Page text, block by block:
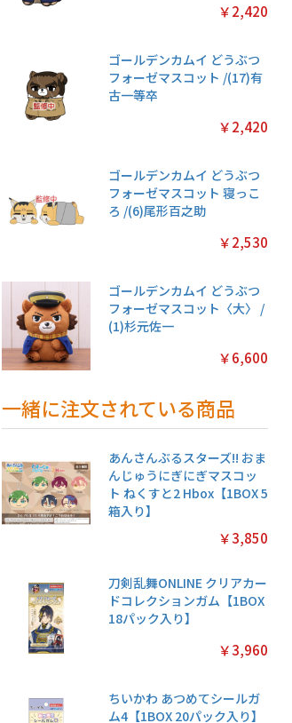
ン2 ガムつき
【1BOX 20パック
トコレクションガ
ム2【1BOX 14パッ
ク入り】
伝5 ガム
【1BOX
入り】
￥2,420
ゴールデンカムイ どうぶつ
フォーゼマスコット /(17)有
古一等卒
￥2,420
ゴールデンカムイ どうぶつ
フォーゼマスコット 寝っこ
ろ /(6)尾形百之助
￥2,530
ゴールデンカムイ どうぶつ
フォーゼマスコット〈大〉 /
(1)杉元佐一
￥6,600
一緒に注文されている商品
あんさんぶるスターズ!! おま
んじゅうにぎにぎマスコッ
ト ねくすと2 Hbox【1BOX 5
箱入り】
￥3,850
刀剣乱舞ONLINE クリアカー
ドコレクションガム【1BOX
18パック入り】
￥3,960
ちいかわ あつめてシールガ
ム4【1BOX 20パック入り】